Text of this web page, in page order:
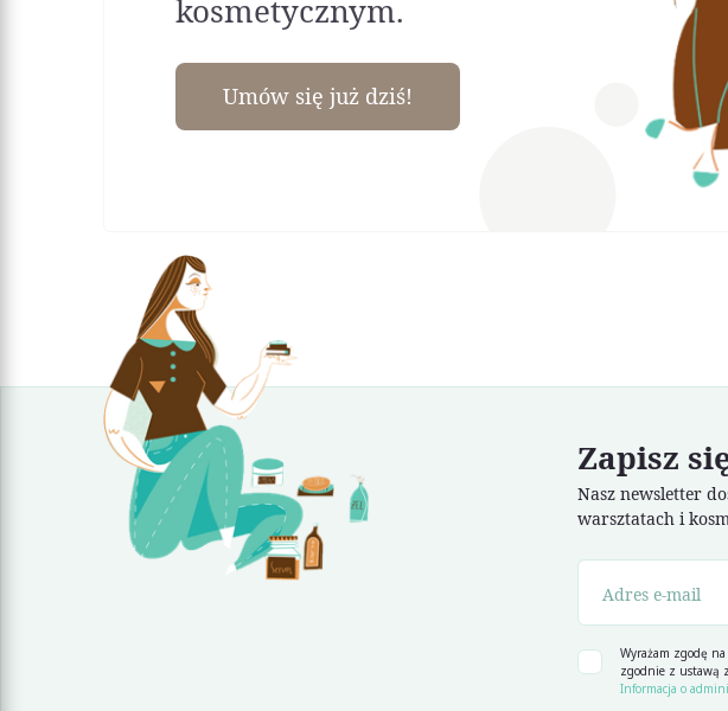
kosmetycznym.
Umów się już dziś!
Zapisz
Nasz newsletter
warsztatach i
Wyrażam zgodę
zgodnie z ustawą
Informacja o